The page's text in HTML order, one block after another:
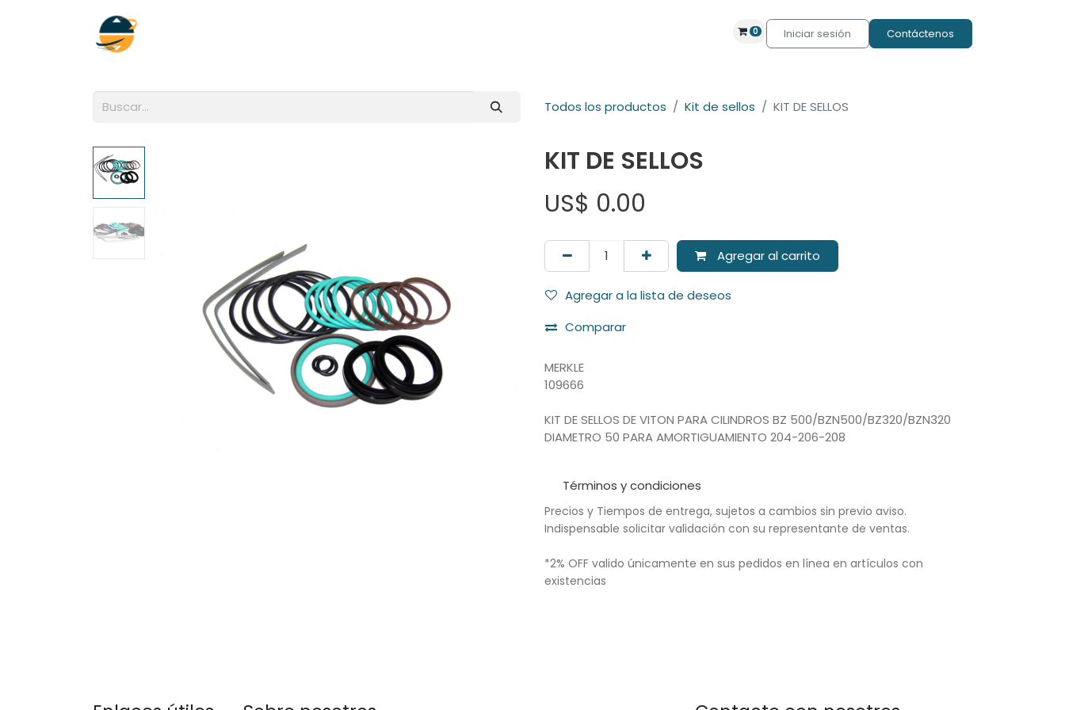
0 Iniciar sesión Contáctenos
Todos los productos Kit de sellos KIT DE SELLOS
KIT DE SELLOS
US$ 0.00
Agregar al carrito
Agregar a la lista de deseos
Comparar
MERKLE
109666
KIT DE SELLOS DE VITON PARA CILINDROS BZ 500/BZN500/BZ320/BZN320
DIAMETRO 50 PARA AMORTIGUAMIENTO 204-206-208
Términos y condiciones
Precios y Tiempos de entrega, sujetos a cambios sin previo aviso.
Indispensable solicitar validación con su representante de ventas.
*2% OFF valido únicamente en sus pedidos en línea en artículos con
existencias